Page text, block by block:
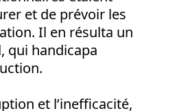
et de prévoir les
Il en résulta un
qui handicapa
et l’inefficacité,